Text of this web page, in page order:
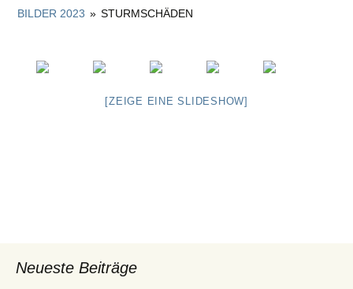
BILDER 2023 » STURMSCHÄDEN
[ZEIGE EINE SLIDESHOW]
Neueste Beiträge